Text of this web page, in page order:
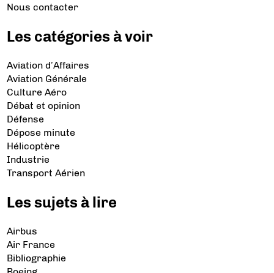
Nous contacter
Les catégories à voir
Aviation d’Affaires
Aviation Générale
Culture Aéro
Débat et opinion
Défense
Dépose minute
Hélicoptère
Industrie
Transport Aérien
Les sujets à lire
Airbus
Air France
Bibliographie